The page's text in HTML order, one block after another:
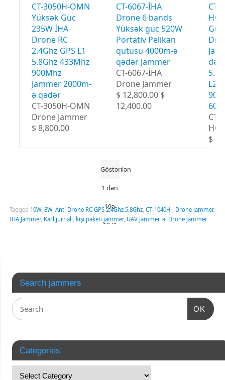
CT-3050H-OMN
Yüksək Güc
235W İHA
Drone RC
2.4Ghz GPS L1
5.8Ghz 433Mhz
900Mhz
Jammer 2000m-
ə qədər
CT-3050H-OMN
Drone Jammer
$ 8,800.00
CT-6067-İHA
Drone 6 bands
Yüksək güc 520W
Portativ Pelikan
qutusu 4000m-ə
qədər Jammer
CT-6067-İHA
Drone Jammer
$ 12,800.00 $
12,400.00
CT-
L2
CT-
HGA
$
Göstərilən
1 dən
19ə
19 (1
Tagged 10W, 8W, Anti Drone RC GPS 2.4Ghz 5.8Ghz, CT-1040H-, Drone Jammer,
İHA Jammer, Karl jurnalı, kişi paketi jammer, UAV Jammer, əl Drone Jammer
Search jammers
OK
Categories